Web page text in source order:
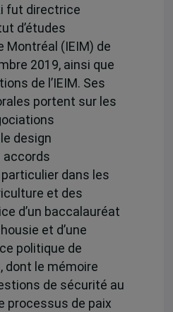
fut directrice
d’études
Montréal (IEIM) de
2019, ainsi que
de l’IEIM. Ses
portent sur les
design
accords
dans les
et des
d’un baccalauréat
et d’une
politique de
dont le mémoire
de sécurité au
processus de paix